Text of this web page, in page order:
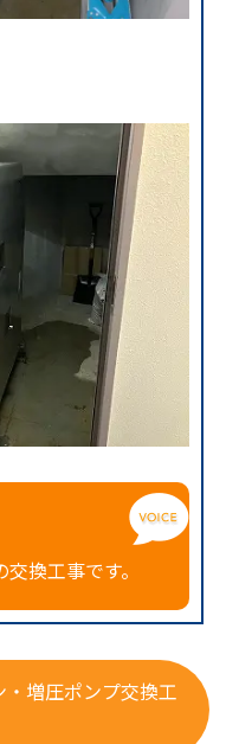
換工事です。
増圧ポンプ交換工